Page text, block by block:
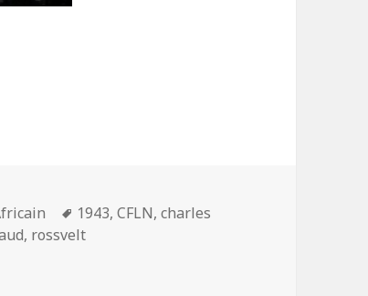
Mots-
clés
1943,CFLN,charles
, rossvelt